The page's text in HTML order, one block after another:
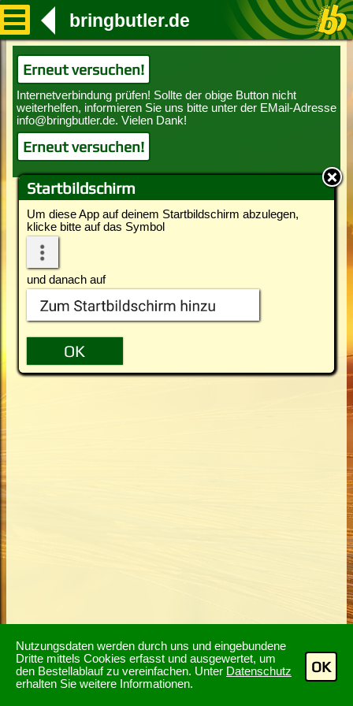
Nutzungsdaten werden durch uns und eingebundene
Dritte mittels Cookies erfasst und ausgewertet, um
den Bestellablauf zu vereinfachen. Unter Datenschutz
erhalten Sie weitere Informationen.
OK
Startbildschirm
Um diese App auf deinem Startbildschirm abzulegen,
klicke bitte auf das Symbol
und danach auf
bringbutler.de
Erneut versuchen!
Erneut versuchen!